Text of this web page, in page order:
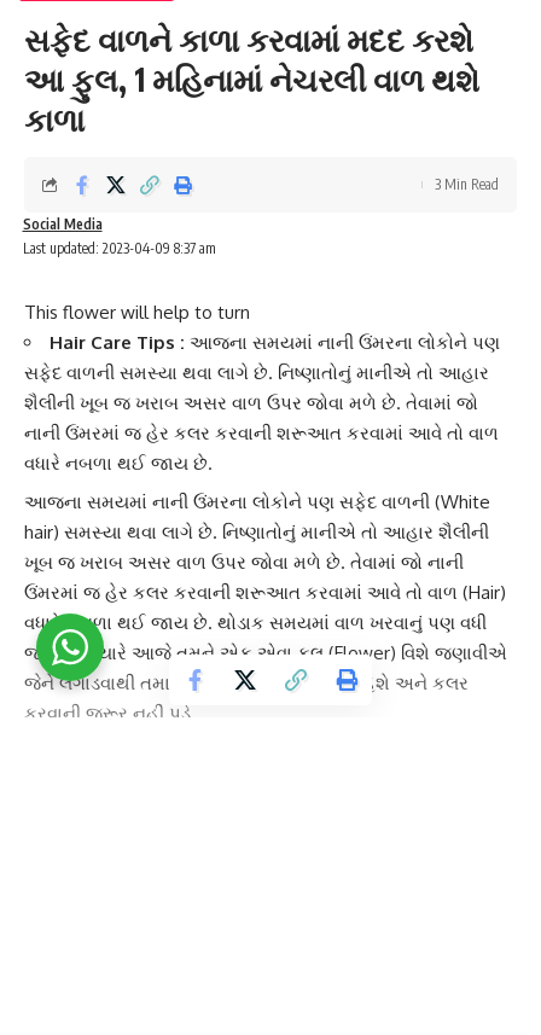
સફેદ વાળને કાળા કરવામાં મદદ કરશે
આ ફુલ, 1 મહિનામાં નેચરલી વાળ થશે
કાળા
Last updated: 2023-04-09 8:37 am
Social Media
3 Min Read
This flower will help to turn
Hair Care Tips : આજના સમયમાં નાની ઉંમરના લોકોને પણ
સફેદ વાળની સમસ્યા થવા લાગે છે. નિષ્ણાતોનું માનીએ તો આહાર
શૈલીની ખૂબ જ ખરાબ અસર વાળ ઉપર જોવા મળે છે. તેવામાં જો
નાની ઉંમરમાં જ હેર કલર કરવાની શરૂઆત કરવામાં આવે તો વાળ
વધારે નબળા થઈ જાય છે.
આજના સમયમાં નાની ઉંમરના લોકોને પણ સફેદ વાળની (White
hair) સમસ્યા થવા લાગે છે. નિષ્ણાતોનું માનીએ તો આહાર શૈલીની
ખૂબ જ ખરાબ અસર વાળ ઉપર જોવા મળે છે. તેવામાં જો નાની
ઉંમરમાં જ હેર કલર કરવાની શરૂઆત કરવામાં આવે તો વાળ (Hair)
વધારે નબળા થઈ જાય છે. થોડાક સમયમાં વાળ ખરવાનું પણ વધી
જાય છે. ત્યારે આજે તમને એક એવા ફૂલ (Flower) વિશે જણાવીએ
જેને લગાડવાથી તમારા વાળ કુદરતી રીતે કાળા રહેશે અને કલર
કરવાની જરૂર નહીં પડે.